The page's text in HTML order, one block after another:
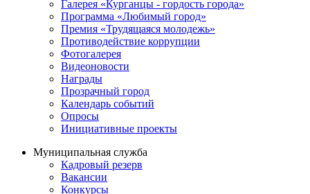
Галерея «Курганцы - гордость города»
Программа «Любимый город»
Премия «Трудящаяся молодежь»
Противодействие коррупции
Фотогалерея
Видеоновости
Награды
Прозрачный город
Календарь событий
Опросы
Инициативные проекты
Муниципальная служба
Кадровый резерв
Вакансии
Конкурсы